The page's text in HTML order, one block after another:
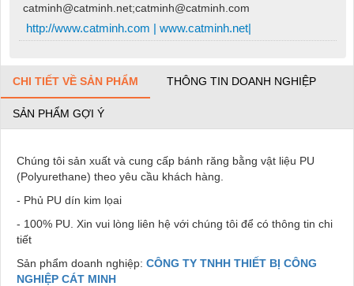
catminh@catminh.net;catminh@catminh.com
http://www.catminh.com | www.catminh.net|
CHI TIẾT VỀ SẢN PHẨM THÔNG TIN DOANH NGHIỆP
SẢN PHẨM GỢI Ý
Chúng tôi sản xuất và cung cấp bánh răng bằng vật liệu PU
(Polyurethane) theo yêu cầu khách hàng.
- Phủ PU dín kim lọai
- 100% PU. Xin vui lòng liên hệ với chúng tôi để có thông tin chi
tiết
Sản phẩm doanh nghiệp: CÔNG TY TNHH THIẾT BỊ CÔNG
NGHIỆP CÁT MINH